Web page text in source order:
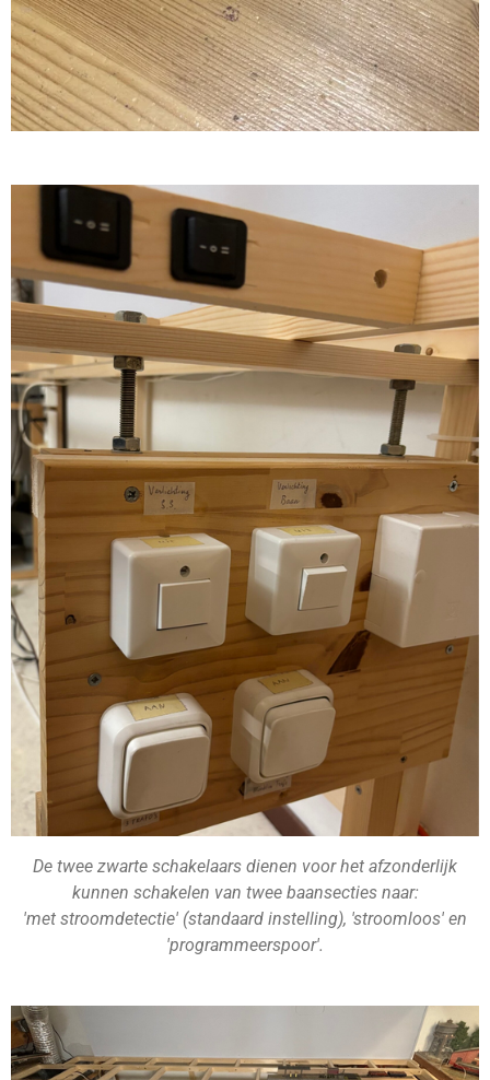
De twee zwarte schakelaars dienen voor het afzonderlijk
kunnen schakelen van twee baansecties naar:
'met stroomdetectie' (standaard instelling), 'stroomloos' en
'programmeerspoor'.